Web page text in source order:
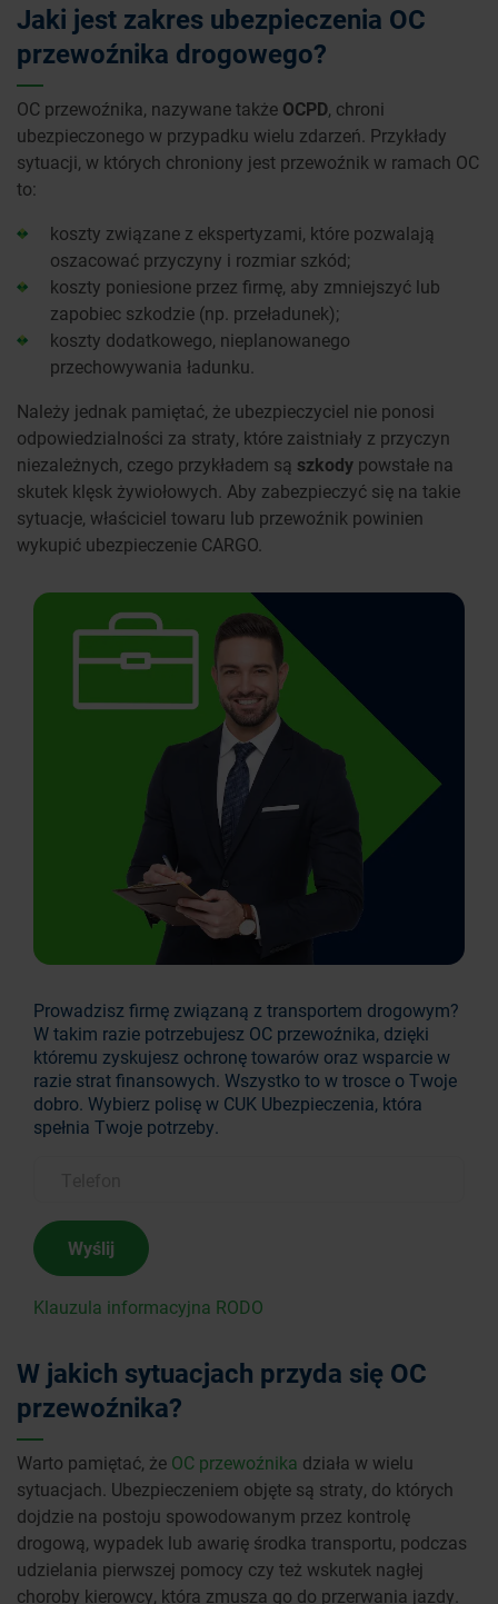
Jaki jest zakres ubezpieczenia OC
przewoźnika drogowego?
OC przewoźnika, nazywane także OCPD, chroni
ubezpieczonego w przypadku wielu zdarzeń. Przykłady
sytuacji, w których chroniony jest przewoźnik w ramach OC
to:
koszty związane z ekspertyzami, które pozwalają
oszacować przyczyny i rozmiar szkód;
koszty poniesione przez firmę, aby zmniejszyć lub
zapobiec szkodzie (np. przeładunek);
koszty dodatkowego, nieplanowanego
przechowywania ładunku.
Należy jednak pamiętać, że ubezpieczyciel nie ponosi
odpowiedzialności za straty, które zaistniały z przyczyn
niezależnych, czego przykładem są szkody powstałe na
skutek klęsk żywiołowych. Aby zabezpieczyć się na takie
sytuacje, właściciel towaru lub przewoźnik powinien
wykupić ubezpieczenie CARGO.
Prowadzisz firmę związaną z transportem drogowym?
W takim razie potrzebujesz OC przewoźnika, dzięki
któremu zyskujesz ochronę towarów oraz wsparcie w
razie strat finansowych. Wszystko to w trosce o Twoje
dobro. Wybierz polisę w CUK Ubezpieczenia, która
spełnia Twoje potrzeby.
Wyślij
Klauzula informacyjna RODO
W jakich sytuacjach przyda się OC
przewoźnika?
Warto pamiętać, że OC przewoźnika działa w wielu
sytuacjach. Ubezpieczeniem objęte są straty, do których
dojdzie na postoju spowodowanym przez kontrolę
drogową, wypadek lub awarię środka transportu, podczas
udzielania pierwszej pomocy czy też wskutek nagłej
choroby kierowcy, która zmusza go do przerwania jazdy.